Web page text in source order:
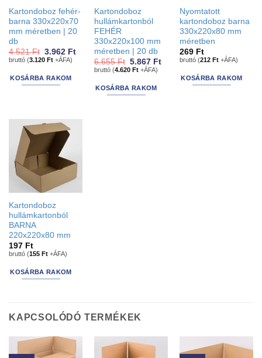
Kartondoboz fehér-
barna 330x220x70
mm méretben | 20
db
4.521Ft Original
price
4.521 Ft.
3.962 FtCurrent
3.962 Ft.
bruttó (3.120 Ft+ÁFA)
KOSÁRBA RAKOM
Kartondoboz
hullámkartonból
FEHÉR
330x220x100 mm
méretben | 20 db
6.655Ft Original
price
6.655 Ft.
5.867 FtCurrent
5.867 Ft.
bruttó (4.620 Ft+ÁFA)
KOSÁRBA RAKOM
Nyomtatott
kartondoboz barna
330x220x80 mm
méretben
269 Ft
bruttó (212 Ft+ÁFA)
KOSÁRBA RAKOM
Kartondoboz
hullámkartonból
BARNA
220x220x80 mm
197 Ft
bruttó (155 Ft+ÁFA)
KOSÁRBA RAKOM
KAPCSOLÓDÓ TERMÉKEK